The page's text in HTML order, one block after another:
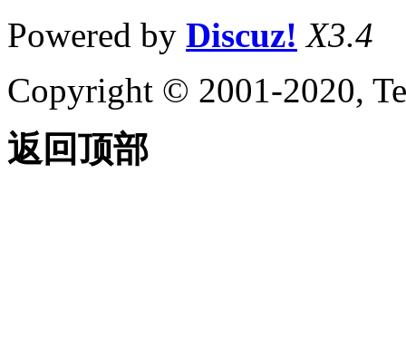
Powered by Discuz! X3.4
Copyright © 2001-2020,
返回顶部